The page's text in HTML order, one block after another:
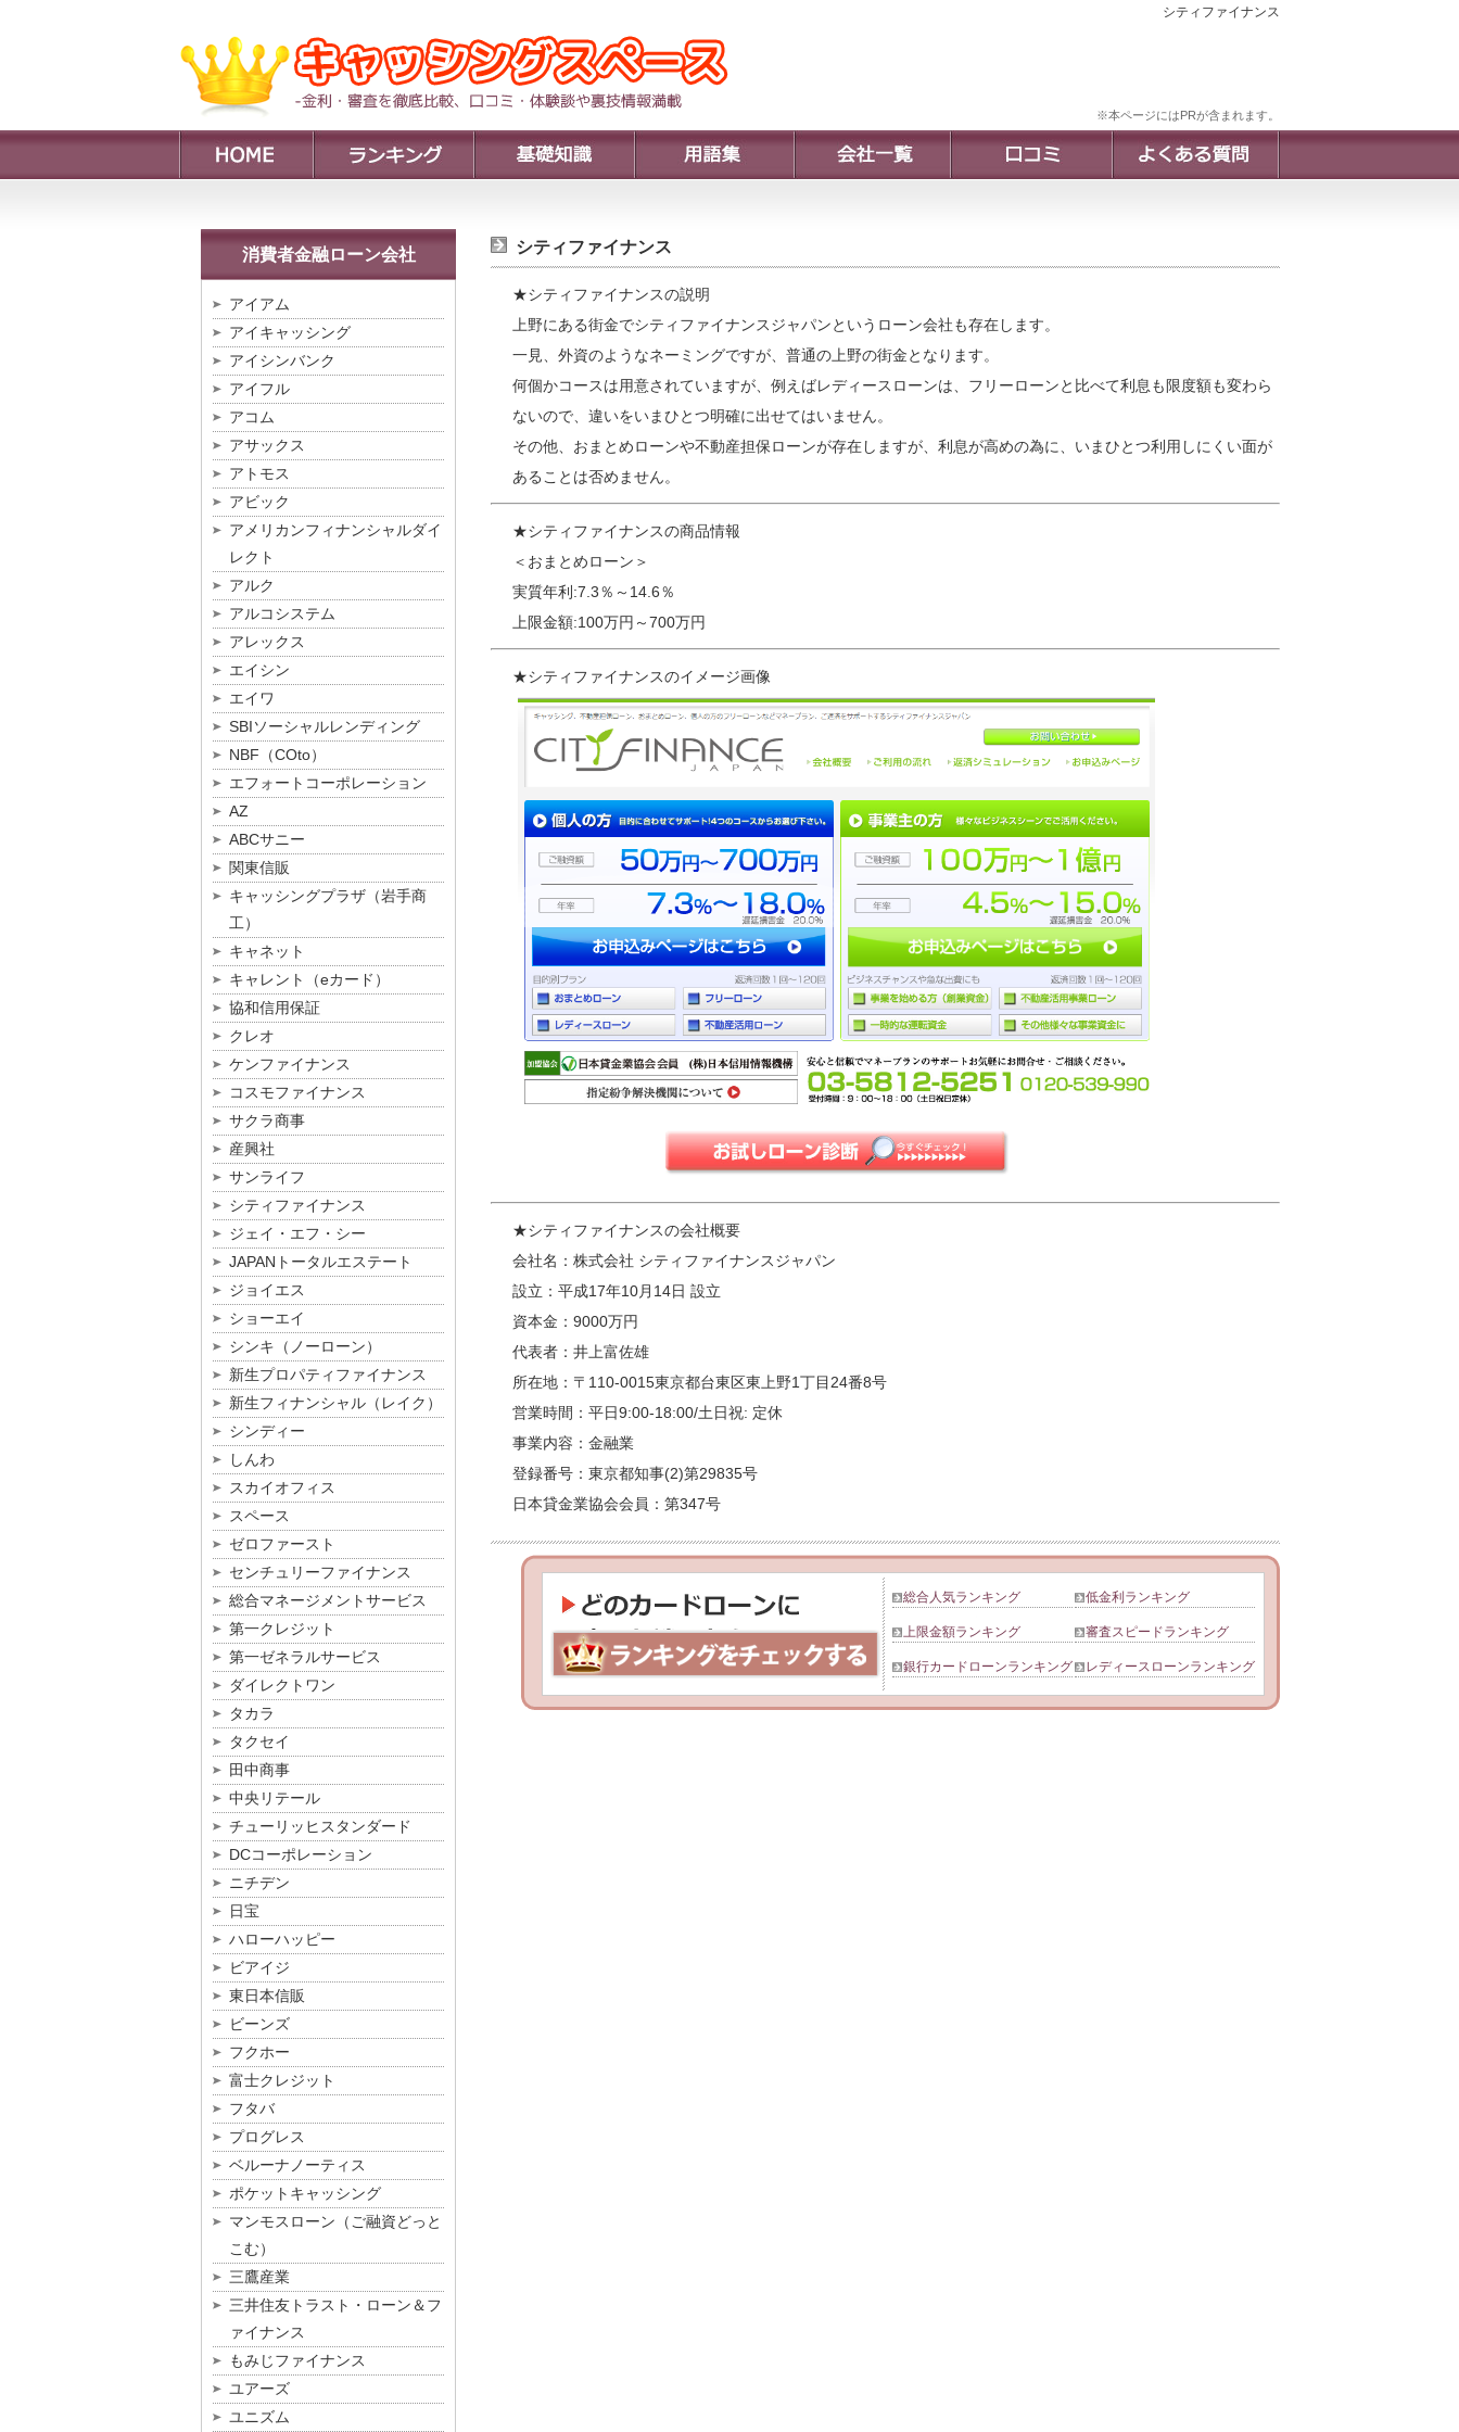
シティファイナンス
※本ページにはPRが含まれます。
消費者金融ローン会社
アイアム
アイキャッシング
アイシンバンク
アイフル
アコム
アサックス
アトモス
アビック
アメリカンフィナンシャルダイ
レクト
アルク
アルコシステム
アレックス
エイシン
エイワ
SBIソーシャルレンディング
NBF（COto）
エフォートコーポレーション
AZ
ABCサニー
関東信販
キャッシングプラザ（岩手商
工）
キャネット
キャレント（eカード）
協和信用保証
クレオ
ケンファイナンス
コスモファイナンス
サクラ商事
産興社
サンライフ
シティファイナンス
ジェイ・エフ・シー
JAPANトータルエステート
ジョイエス
ショーエイ
シンキ（ノーローン）
新生プロパティファイナンス
新生フィナンシャル（レイク）
シンディー
しんわ
スカイオフィス
スペース
ゼロファースト
センチュリーファイナンス
総合マネージメントサービス
第一クレジット
第一ゼネラルサービス
ダイレクトワン
タカラ
タクセイ
田中商事
中央リテール
チューリッヒスタンダード
DCコーポレーション
ニチデン
日宝
ハローハッピー
ビアイジ
東日本信販
ビーンズ
フクホー
富士クレジット
フタバ
プログレス
ベルーナノーティス
ポケットキャッシング
マンモスローン（ご融資どっと
こむ）
三鷹産業
三井住友トラスト・ローン＆フ
ァイナンス
もみじファイナンス
ユアーズ
ユニズム
シティファイナンス
★シティファイナンスの説明
上野にある街金でシティファイナンスジャパンというローン会社も存在します。
一見、外資のようなネーミングですが、普通の上野の街金となります。
何個かコースは用意されていますが、例えばレディースローンは、フリーローンと比べて利息も限度額も変わら
ないので、違いをいまひとつ明確に出せてはいません。
その他、おまとめローンや不動産担保ローンが存在しますが、利息が高めの為に、いまひとつ利用しにくい面が
あることは否めません。
★シティファイナンスの商品情報
＜おまとめローン＞
実質年利:7.3％～14.6％
上限金額:100万円～700万円
★シティファイナンスのイメージ画像
★シティファイナンスの会社概要
会社名：株式会社 シティファイナンスジャパン
設立：平成17年10月14日 設立
資本金：9000万円
代表者：井上富佐雄
所在地：〒110-0015東京都台東区東上野1丁目24番8号
営業時間：平日9:00-18:00/土日祝: 定休
事業内容：金融業
登録番号：東京都知事(2)第29835号
日本貸金業協会会員：第347号
総合人気ランキング 低金利ランキング
上限金額ランキング 審査スピードランキング
銀行カードローンランキング レディースローンランキング